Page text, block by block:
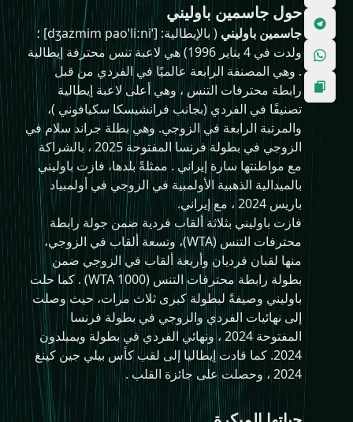
حول جاسمين باوليني
جاسمين باوليني
( بالإيطالية: [ˈdʒazmim paoˈliːni] ؛
ولدت في 4 يناير 1996) هي لاعبة تنس محترفة إيطالية
. وهي المصنفة الرابعة عالميًا في الفردي من قبل
رابطة محترفات التنس ، وهي أعلى لاعبة إيطالية
تصنيفًا في الفردي (بجانب فرانشيسكا سكيافوني )،
والمرتبة الرابعة في الزوجي. وهي بطلة جراند سلام في
الزوجي في بطولة فرنسا المفتوحة 2025 ، بالشراكة
مع مواطنتها سارة إيراني . ممثلةً بلدها، فازت باوليني
بالميدالية الذهبية الأولمبية في الزوجي في أولمبياد
باريس 2024 ، مع إيراني.
فازت باوليني بثلاثة ألقاب فردية ضمن جولة رابطة
محترفات التنس (WTA)، وتسعة ألقاب في الزوجي،
منها لقبان فرديان وأربعة ألقاب في الزوجي ضمن
بطولة رابطة محترفات التنس (WTA 1000) . كما حلت
باوليني وصيفةً لبطولة كبرى ثلاث مرات، حيث وصلت
إلى نهائيات الفردي والزوجي في بطولة فرنسا
المفتوحة 2024 ، ونهائي الفردي في بطولة ويمبلدون
2024. كما قادت إيطاليا إلى لقب كأس بيلي جين كينغ
2024 ، وحصلت على جائزة القلب .